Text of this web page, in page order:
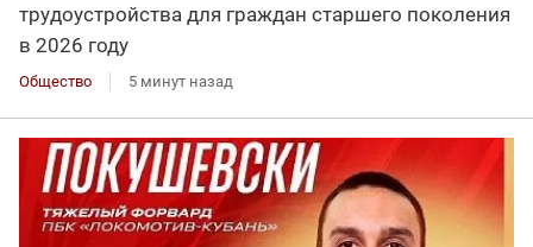
трудоустройства для граждан старшего поколения
в 2026 году
Общество 5 минут назад